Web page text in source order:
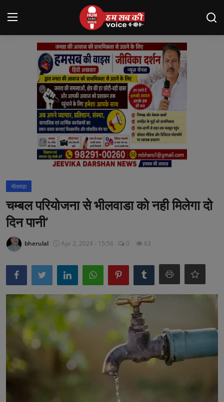
Login Register
About us
शाहपुरा
मनोरंजन
अनूपगढ़
राजस्थान
भीलवाड़ा
भीलवाड़ा
चम्बल परियोजना से भीलवाडा को नही मिलेगा दो
दिन पानी’
bherulal Apr 2, 2024 - 15:56 0 63